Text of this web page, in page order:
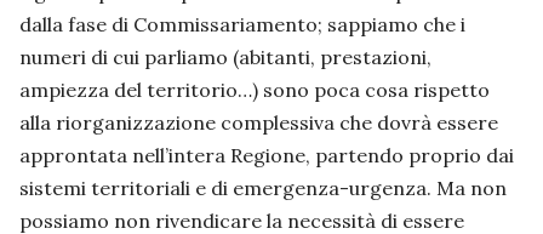
dalla fase di Commissariamento; sappiamo che i
numeri di cui parliamo (abitanti, prestazioni,
ampiezza del territorio…) sono poca cosa rispetto
alla riorganizzazione complessiva che dovrà essere
approntata nell’intera Regione, partendo proprio dai
sistemi territoriali e di emergenza-urgenza. Ma non
possiamo non rivendicare la necessità di essere